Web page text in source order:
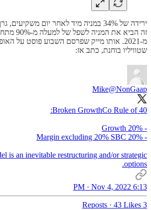
ירידה של 34% במניה מיד לאחר יום
זה הביא את
מ-2021. אותו מייק שפרסם השבוע פוסט על
שטוויליו בוחנת, כתב אז:
Mike@NonGaap
is an inevitable restructuring and/or strategic
options.
6:13 PM · Nov 4, 2022
3 Reposts
· 43 Likes